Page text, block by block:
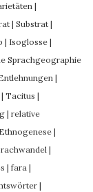
|
| Substrat |
| Isoglosse |
Sprachgeographie
|
| Tacitus |
| relative
Ethnogenese |
|
| fara |
|